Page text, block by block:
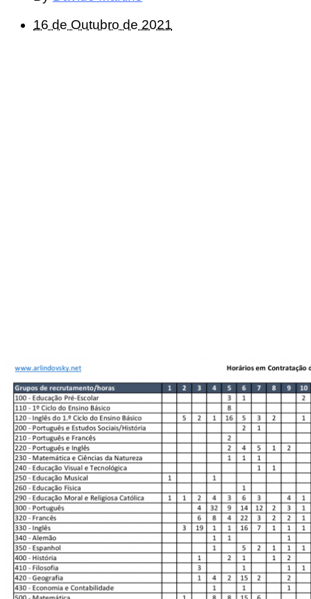
16 de Outubro de 2021